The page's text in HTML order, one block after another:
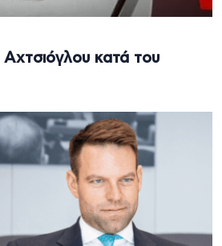
κατά του